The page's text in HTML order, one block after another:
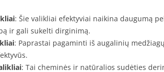
: Šie valikliai efektyviai naikina daugumą
ir gali sukelti dirginimą.
: Paprastai pagaminti iš augalinių
: Tai cheminės ir natūralios sudėties